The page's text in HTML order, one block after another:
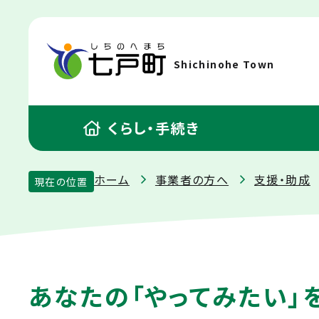
Shichinohe Town
くらし・手続き
現在の位置 ホーム 事業者の方へ 支援・助成
あなたの「やってみたい